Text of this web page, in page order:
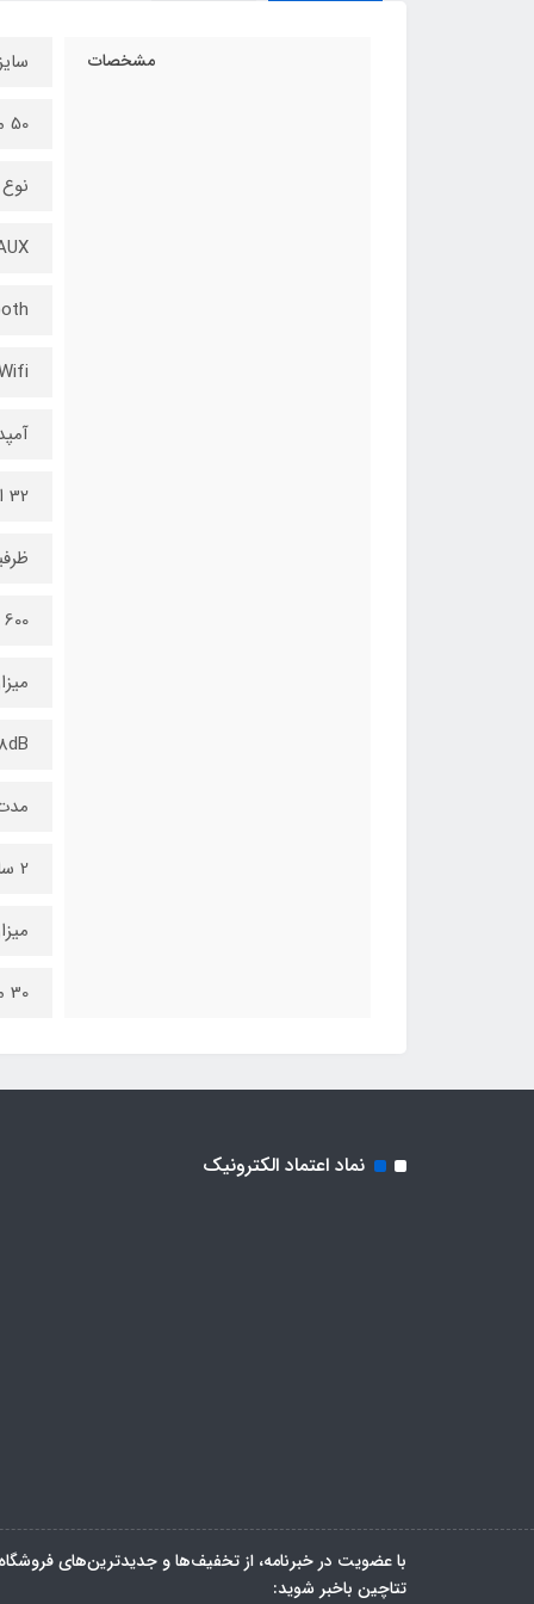
مشخصات
50 میلی متر
32 اهم
600 میلی آمپر ساعت
2 ساعت
30 میلی ثانیه
نماد اعتماد الکترونیک
با عضویت در خبرنامه، از تخفیف‌ها و جدیدترین‌های فروشگاه
تتاچین باخبر شوید: